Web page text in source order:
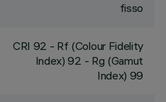
fisso
CRI 92 - Rf (Colour Fidelity
Index) 92 - Rg (Gamut
Index) 99